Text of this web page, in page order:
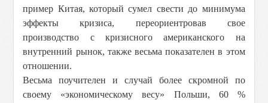
пример Китая, который сумел свести до минимума
эффекты кризиса, переориентровав свое
производство с кризисного американского на
внутренний рынок, также весьма показателен в этом
отношении.
Весьма поучителен и случай более скромной по
своему «экономическому весу» Польши, 60 %